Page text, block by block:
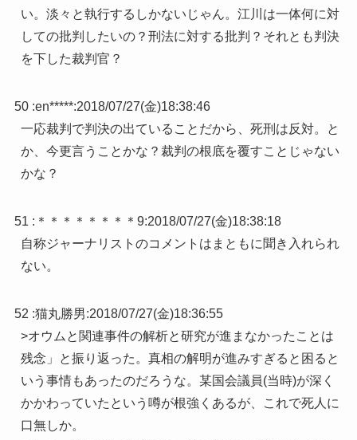
い。淡々と執行するしかないじゃん。江川は一体何に対
しての批判したいの？刑法に対する批判？それとも判決
を下した裁判官？
50 :en*****:2018/07/27(金)18:38:46
一応裁判で判決の出ていることだから、死刑は反対。と
か、今更言うことかな？裁判の根底を覆すことじゃない
かな？
51 : ＊＊＊＊＊＊＊＊9:2018/07/27(金)18:38:18
自称ジャーナリストのコメントはまともに聞き入れられ
ない。
52 :猫丸勝男:2018/07/27(金)18:36:55
>オウムと関連事件の解析と研究が進まなかったことは
残念」と振り返った。真相の解明が進みすぎると困ると
いう事情もあったのだろうな。某国会議員(当時)が深く
かかわっていたという噂が根強くあるが、これで死人に
口無しか。